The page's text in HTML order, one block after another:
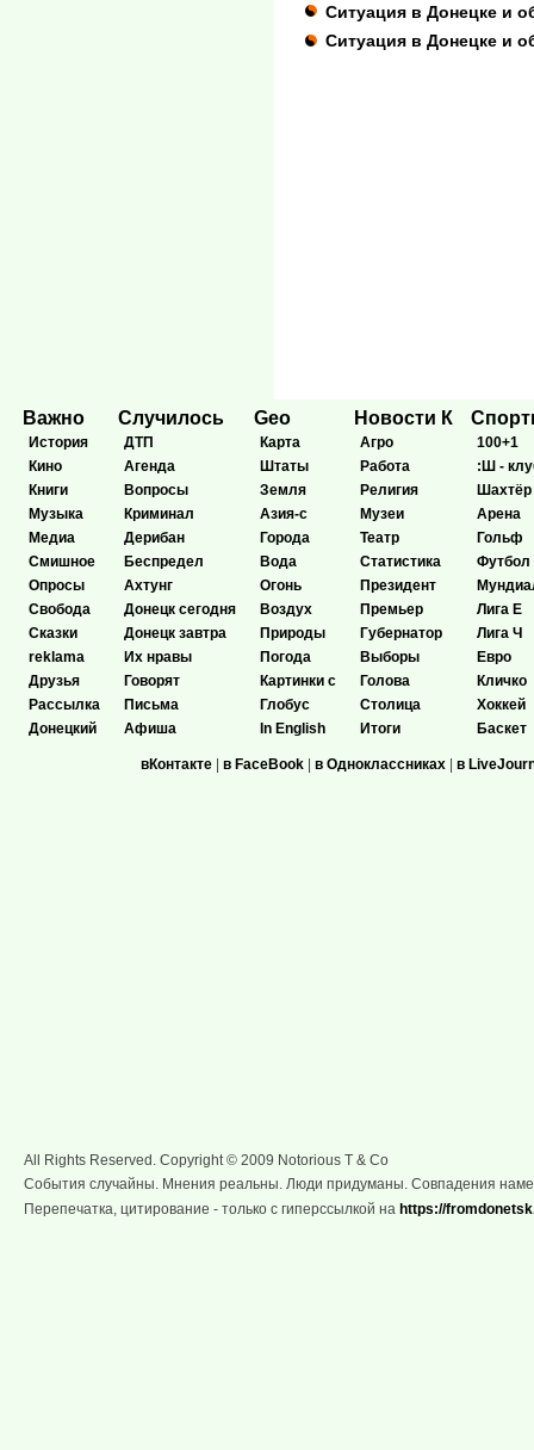
Ситуация в Донецке и
Ситуация в Донецке и
Важно
История
Кино
Книги
Музыка
Медиа
Смишное
Опросы
Свобода
Сказки
reklama
Друзья
Рассылка
Донецкий
Случилось
ДТП
Агенда
Вопросы
Криминал
Дерибан
Беспредел
Ахтунг
Донецк сегодня
Донецк завтра
Их нравы
Говорят
Письма
Афиша
Geo
Карта
Штаты
Земля
Азия-с
Города
Вода
Огонь
Воздух
Природы
Погода
Картинки с
Глобус
In English
Новости К
Агро
Работа
Религия
Музеи
Театр
Статистика
Президент
Премьер
Губернатор
Выборы
Голова
Столица
Итоги
100+1
:Ш -
Шахтёр
Арена
Гольф
Футбол
Лига Е
Лига Ч
Евро
Кличко
Хоккей
Баскет
вКонтакте | в FaceBook | в Одноклассниках | в
All Rights Reserved. Copyright © 2009 Notorious T & Co
События случайны. Мнения реальны. Люди придуманы. Совпадения
Перепечатка, цитирование - только с гиперссылкой на https://